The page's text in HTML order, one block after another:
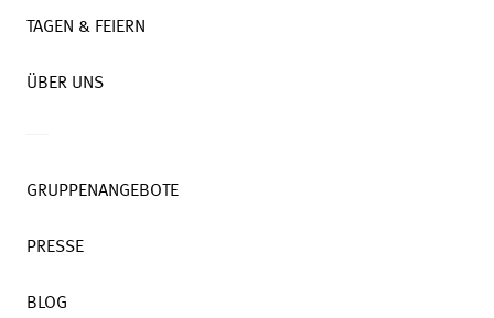
TAGEN & FEIERN
ÜBER UNS
GRUPPENANGEBOTE
PRESSE
BLOG